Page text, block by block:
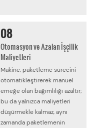
08
Otomasyon ve Azalan İşçilik
Maliyetleri
Makine, paketleme sürecini
otomatikleştirerek manuel
emeğe olan bağımlılığı azaltır;
bu da yalnızca maliyetleri
düşürmekle kalmaz, aynı
zamanda paketlemenin